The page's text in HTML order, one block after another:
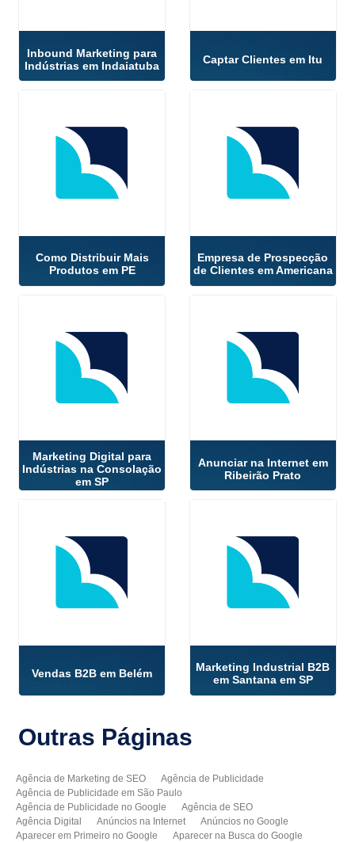
Inbound Marketing para
Indústrias em Indaiatuba
Captar Clientes em Itu
Como Distribuir Mais
Produtos em PE
Empresa de Prospecção
de Clientes em Americana
Marketing Digital para
Indústrias na Consolação
em SP
Anunciar na Internet em
Ribeirão Prato
Vendas B2B em Belém
Marketing Industrial B2B
em Santana em SP
Outras Páginas
Agência de Marketing de SEO
Agência de Publicidade
Agência de Publicidade em São Paulo
Agência de Publicidade no Google
Agência de SEO
Agência Digital
Anúncios na Internet
Anúncios no Google
Aparecer em Primeiro no Google
Aparecer na Busca do Google